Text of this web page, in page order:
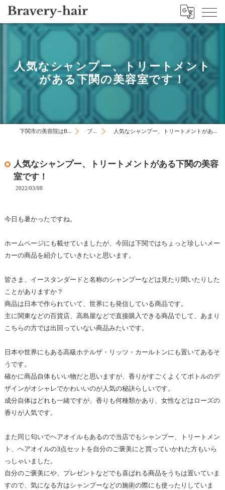
人気なシャンプー、トリートメント
がある下関の美容室です！
下関市の美容院はBravery-hair ブログ 人気なシャンプー、トリートメントがある下関の美容室です！
人気なシャンプー、トリートメントがある下関の美容
室です！
2022/03/08
今日も暑かったですね。
ホームページにも載せていましたが、今回は下関ではちょっと珍しいメー
カーの商品を紹介していきたいと思います。
皆さま、イースタンダードと名称のシャンプーなどは見たり聞いたりした
ことがありますか？
商品は日本で作られていて、世界にも発信している商品です。
主に関東などの百貨店、高島屋などで直接購入できる商品でして、あまり
こちらの方では出回っていない商品みたいです。
日本や世界にもある高級ホテルザ・リッツ・カールトンにも置いてあるそ
うです。
確かに商品自体もいい物だと思いますが、香りがすごくよくてボトルのデ
ザインがオシャレでかわいいのが人気の秘訣らしいです。
成分自体はどれも一緒ですが、香りも何種類かあり、女性などはローズの
香りが人気です。
また同じ匂いでヘアオイルもあるので当店でもシャンプー、トリートメン
ト、ヘアオイルの3点セットを自分のご褒美にと買っていかれた方もいら
っしゃいました。
自分のご褒美にや、プレゼントなどでも喜ばれる商品をうちは置いていま
すので、気になる方はシャンプーなどの施術の際にも使ったりしていま